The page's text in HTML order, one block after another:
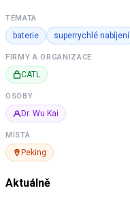
TÉMATA
baterie superrychlé nabíjení
FIRMY A ORGANIZACE
CATL
OSOBY
Dr. Wu Kai
MÍSTA
Peking
Aktuálně